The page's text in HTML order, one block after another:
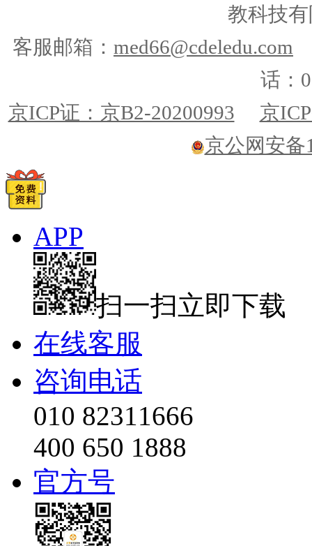
教科技
客服邮箱： med66@cdeledu.com
话：
京ICP证：京B2-20200993
京
京公网安备
APP
扫一扫立即下载
在线客服
咨询电话
010 82311666
400 650 1888
官方号